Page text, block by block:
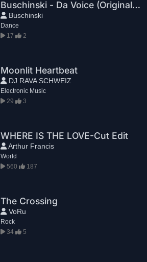
Buschinski - Da Voice (Original Mix)
Buschinski
Dance
17
2
Moonlit Heartbeat
DJ RAVA SCHWEIZ
Electronic Music
29
3
WHERE IS THE LOVE-Cut Edit
Arthur Francis
World
560
187
The Crossing
VoRu
Rock
34
5